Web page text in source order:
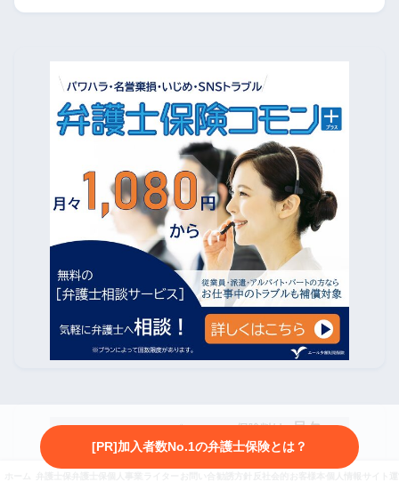
[PR]加入者数No.1の弁護士保険とは？